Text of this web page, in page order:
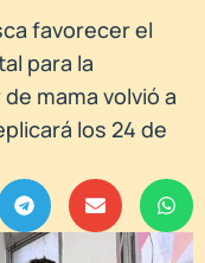
favorecer el
para la
mama volvió a
los 24 de